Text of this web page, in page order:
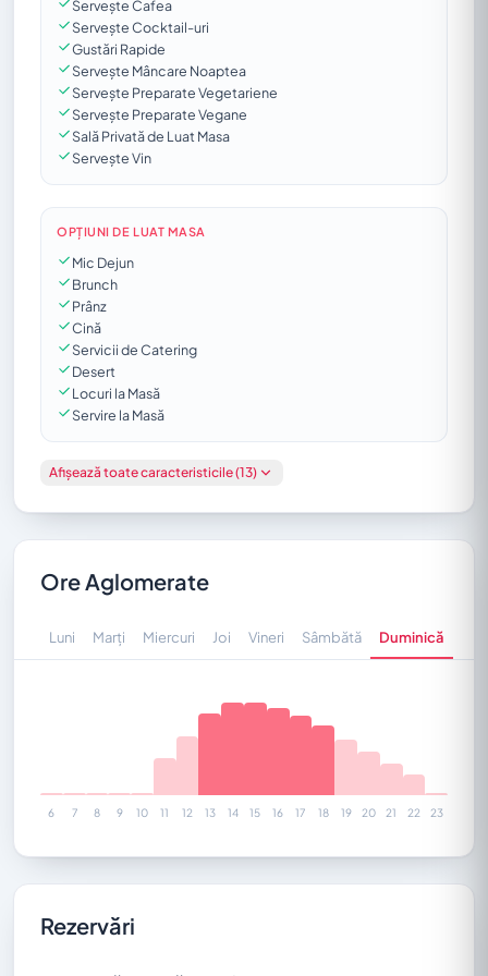
Servește Cafea
Servește Cocktail-uri
Gustări Rapide
Servește Mâncare Noaptea
Servește Preparate Vegetariene
Servește Preparate Vegane
Sală Privată de Luat Masa
Servește Vin
OPȚIUNI DE LUAT MASA
Mic Dejun
Brunch
Prânz
Cină
Servicii de Catering
Desert
Locuri la Masă
Servire la Masă
Toaletă
ATMOSFERĂ
Atmosferă Confortabilă
Atmosferă Modernă
Atmosferă Liniștită
Potrivit pentru Grupuri
Ideal pentru Familii
Afișează toate caracteristicile (13)
Ore Aglomerate
Luni Marți Miercuri Joi Vineri Sâmbătă Duminică
6 7 8 9 10 11 12 13 14 15 16 17 18 19 20 21 22 23
Rezervări